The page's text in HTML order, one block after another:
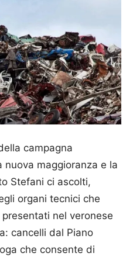
campagna
maggioranza e la
Stefani ci ascolti,
organi tecnici che
nel veronese
cancelli dal Piano
che consente di